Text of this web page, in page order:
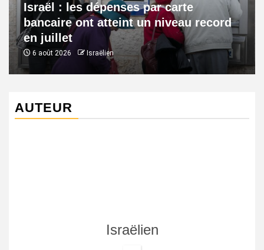
Israël : les dépenses par carte
bancaire ont atteint un niveau record
en juillet
6 août 2026 Israëlien
AUTEUR
Israëlien